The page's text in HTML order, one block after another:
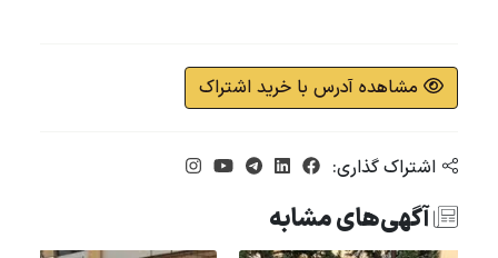
مشاهده آدرس با خرید اشتراک
اشتراک گذاری:
آگهی‌های مشابه